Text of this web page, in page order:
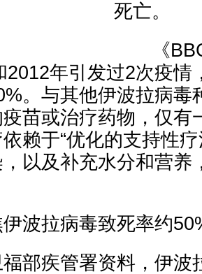
死亡。
《BBC
2012年引发过2次疫情
。与其他伊波拉病毒
苗或治疗药物，仅有
赖于“优化的支持性
以及补充水分和营养
拉病毒致死率约
疾管署资料，伊波